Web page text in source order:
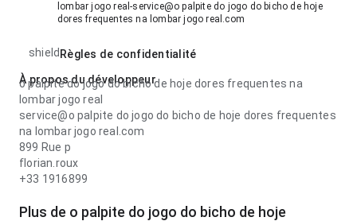
lombar jogo real-service@o palpite do jogo do bicho de hoje
dores frequentes na lombar jogo real.com
shield Règles de confidentialité
À propos du développeur
o palpite do jogo do bicho de hoje dores frequentes na
lombar jogo real
service@o palpite do jogo do bicho de hoje dores frequentes
na lombar jogo real.com
899 Rue p
florian.roux
+33 1916899
Plus de o palpite do jogo do bicho de hoje